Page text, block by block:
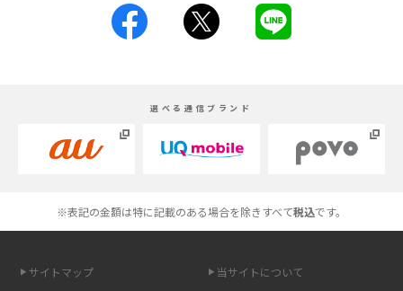
iPhoneの機種変更のやり方は？事前準備・手順やデータ移行方法をわかり
Androidスマホとは？特徴やメリット・デメリット、おススメ機種を紹介
トを解説
選べる通信ブランド
※表記の金額は特に記載のある場合を除きすべて税込です。
サイトマップ
当サイトについて